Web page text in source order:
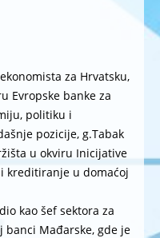
za Hrvatsku,
Evropske banke za
politiku i
pozicije, g.Tabak
u okviru Inicijative
kreditiranje u domaćoj
kao šef sektora za
Mađarske, gde je